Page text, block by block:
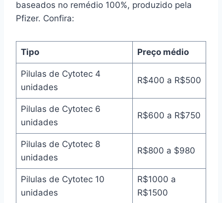
baseados no remédio 100%, produzido pela
Pfizer. Confira:
Tipo Preço médio
Pilulas de Cytotec 4
unidades
R$400 a R$500
Pilulas de Cytotec 6
unidades
R$600 a R$750
Pilulas de Cytotec 8
unidades
R$800 a $980
Pilulas de Cytotec 10
unidades
R$1000 a
R$1500